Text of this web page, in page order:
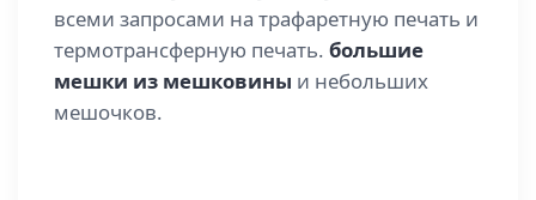
всеми запросами на трафаретную печать и
термотрансферную печать. большие
мешки из мешковины и небольших
мешочков.